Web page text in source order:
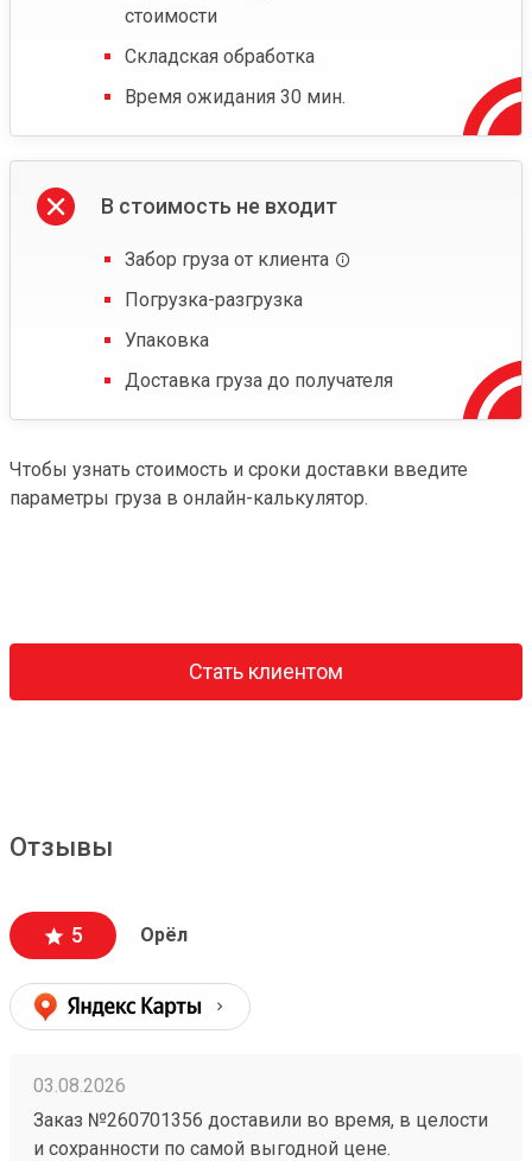
стоимости
Складская обработка
Время ожидания 30 мин.
В стоимость не входит
Забор груза от клиента
Погрузка-разгрузка
Упаковка
Доставка груза до получателя
Чтобы узнать стоимость и сроки доставки введите
параметры груза в онлайн-калькулятор.
Стать клиентом
Отзывы
5 Орёл
03.08.2026
Заказ №260701356 доставили во время, в целости
и сохранности по самой выгодной цене.